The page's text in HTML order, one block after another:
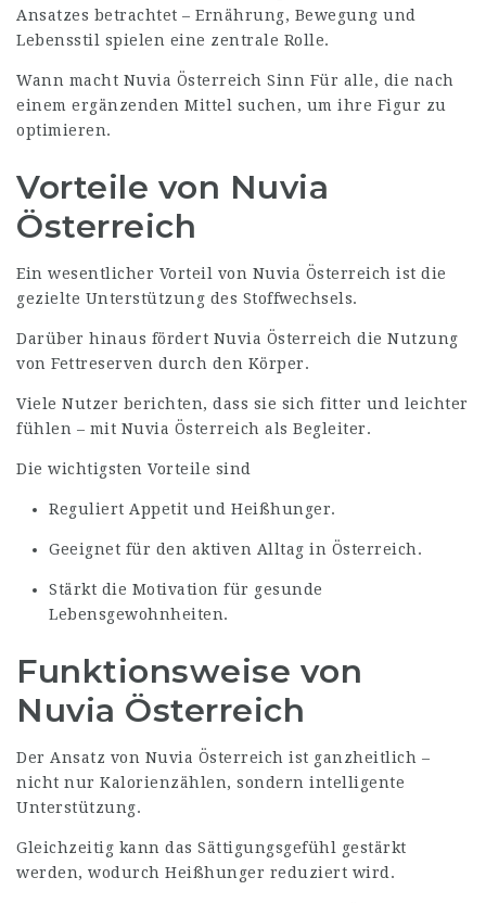
Ansatzes betrachtet – Ernährung, Bewegung und
Lebensstil spielen eine zentrale Rolle.
Wann macht Nuvia Österreich Sinn Für alle, die nach
einem ergänzenden Mittel suchen, um ihre Figur zu
optimieren.
Vorteile von Nuvia
Österreich
Ein wesentlicher Vorteil von Nuvia Österreich ist die
gezielte Unterstützung des Stoffwechsels.
Darüber hinaus fördert Nuvia Österreich die Nutzung
von Fettreserven durch den Körper.
Viele Nutzer berichten, dass sie sich fitter und leichter
fühlen – mit Nuvia Österreich als Begleiter.
Die wichtigsten Vorteile sind
Reguliert Appetit und Heißhunger.
Geeignet für den aktiven Alltag in Österreich.
Stärkt die Motivation für gesunde
Lebensgewohnheiten.
Funktionsweise von
Nuvia Österreich
Der Ansatz von Nuvia Österreich ist ganzheitlich –
nicht nur Kalorienzählen, sondern intelligente
Unterstützung.
Gleichzeitig kann das Sättigungsgefühl gestärkt
werden, wodurch Heißhunger reduziert wird.